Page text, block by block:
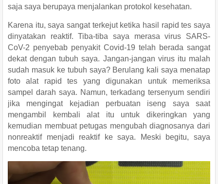
saja saya berupaya menjalankan protokol kesehatan.
Karena itu, saya sangat terkejut ketika hasil rapid tes saya
dinyatakan reaktif. Tiba-tiba saya merasa virus SARS-
CoV-2 penyebab penyakit Covid-19 telah berada sangat
dekat dengan tubuh saya. Jangan-jangan virus itu malah
sudah masuk ke tubuh saya?Berulang kali saya menatap
foto alat rapid tes yang digunakan untuk memeriksa
sampel darah saya. Namun, terkadang tersenyum sendiri
jika mengingat kejadian perbuatan iseng saya saat
mengambil kembali alat itu untuk dikeringkan yang
kemudian membuat petugas mengubah diagnosanya dari
nonreaktif menjadi reaktif ke saya.
Meski begitu, saya
mencoba tetap tenang.